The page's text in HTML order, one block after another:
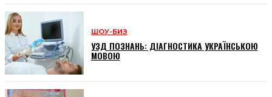
ШОУ-БИЗ
УЗД ПОЗНАНЬ: ДІАГНОСТИКА УКРАЇНСЬКОЮ
МОВОЮ